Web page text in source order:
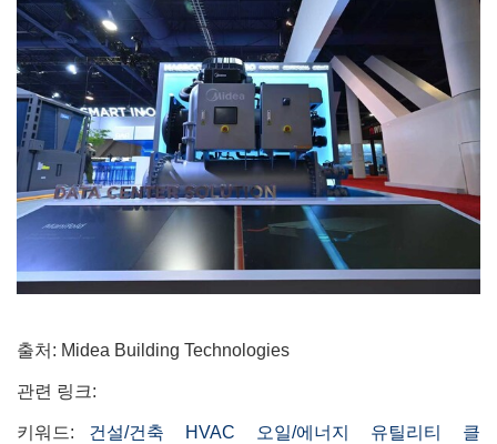
출처: Midea Building Technologies
관련 링크:
키워드: 건설/건축 HVAC 오일/에너지 유틸리티
클